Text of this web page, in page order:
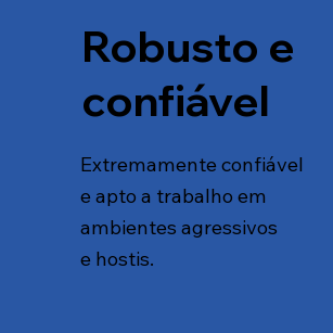
Robusto e
confiável
Extremamente confiável
e apto a trabalho em
ambientes agressivos
e hostis.